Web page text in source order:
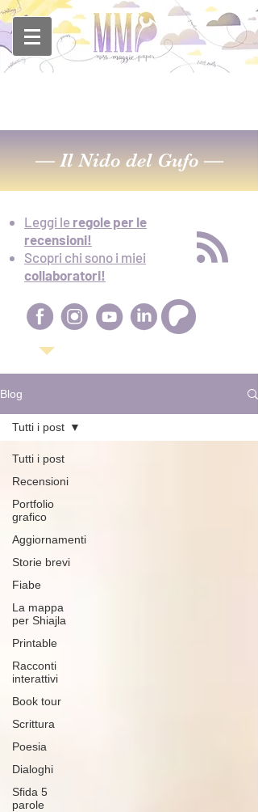
— Il Nido del Gufo —
Leggi le regole per le
recensioni!
Scopri chi sono i miei
collaboratori!
Blog
Tutti i post
Recensioni
Portfolio
grafico
Aggiornamenti
Storie brevi
Fiabe
La mappa
per Shiajla
Printable
Racconti
interattivi
Book tour
Scrittura
Poesia
Dialoghi
Sfida 5
parole
Tutti i post